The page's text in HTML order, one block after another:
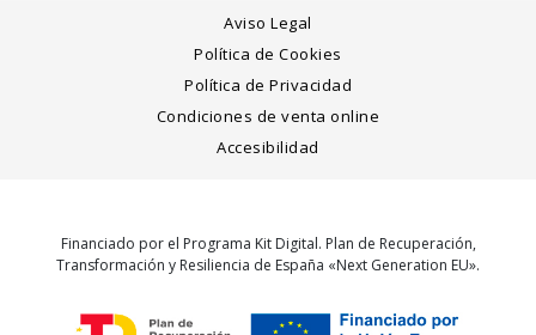
Aviso Legal
Política de Cookies
Política de Privacidad
Condiciones de venta online
Accesibilidad
Financiado por el Programa Kit Digital. Plan de Recuperación,
Transformación y Resiliencia de España «Next Generation EU».